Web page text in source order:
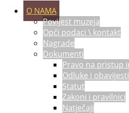
O NAMA
Povijest muzeja
Opći podaci \ kontakt
Nagrade
Dokumenti
Pravo na pristup
Odluke i obavijesti
Statut
Zakoni i pravilnici
Natječaji